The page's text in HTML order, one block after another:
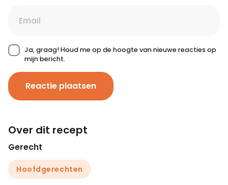
Ja, graag! Houd me op de hoogte van nieuwe reacties op
mijn bericht.
Reactie plaatsen
Over dit recept
Gerecht
Hoofdgerechten